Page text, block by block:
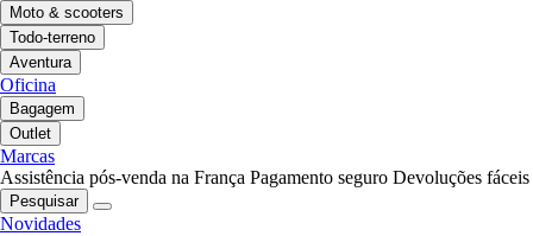
Moto & scooters
Todo-terreno
Aventura
Oficina
Bagagem
Outlet
Marcas
Assistência pós-venda na França Pagamento seguro Devoluções fáceis
Pesquisar
Novidades